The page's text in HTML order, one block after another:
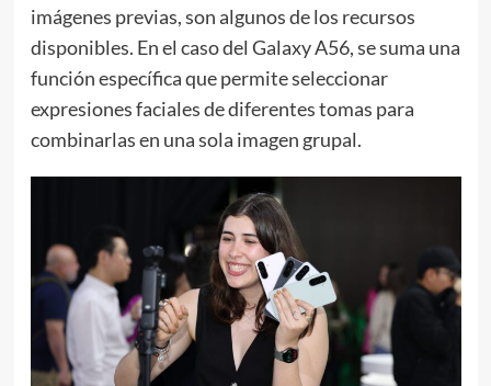
imágenes previas, son algunos de los recursos
disponibles. En el caso del Galaxy A56, se suma una
función específica que permite seleccionar
expresiones faciales de diferentes tomas para
combinarlas en una sola imagen grupal.